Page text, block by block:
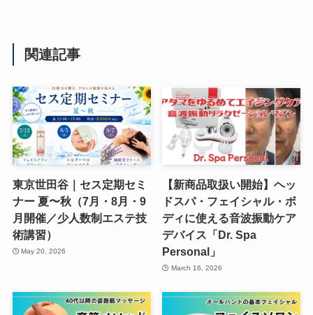
関連記事
東京世田谷｜セス定期セミ
ナー 夏〜秋（7月・8月・9
月開催／少人数制エステ技
術講習）
May 20, 2026
【新商品取扱い開始】ヘッ
ドスパ・フェイシャル・ボ
ディに使える音波振動ケア
デバイス「Dr. Spa
Personal」
March 16, 2026